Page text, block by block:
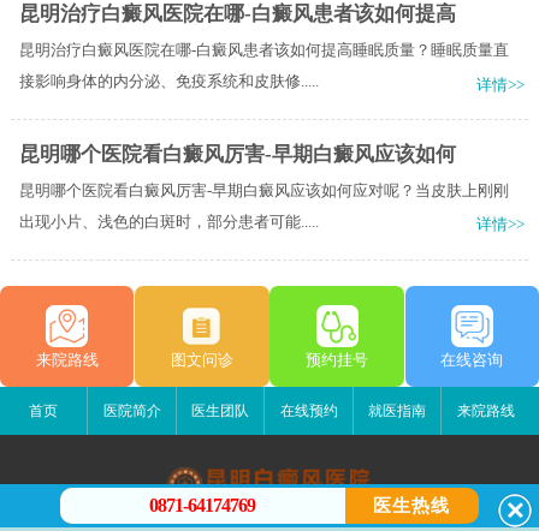
昆明治疗白癜风医院在哪-白癜风患者该如何提高
昆明治疗白癜风医院在哪-白癜风患者该如何提高睡眠质量？睡眠质量直
接影响身体的内分泌、免疫系统和皮肤修.....
详情>>
昆明哪个医院看白癜风厉害-早期白癜风应该如何
昆明哪个医院看白癜风厉害-早期白癜风应该如何应对呢？当皮肤上刚刚
出现小片、浅色的白斑时，部分患者可能.....
详情>>
来院路线 图文问诊 预约挂号 在线咨询
首页 医院简介 医生团队 在线预约 就医指南 来院路线
0871-64174769 医生热线